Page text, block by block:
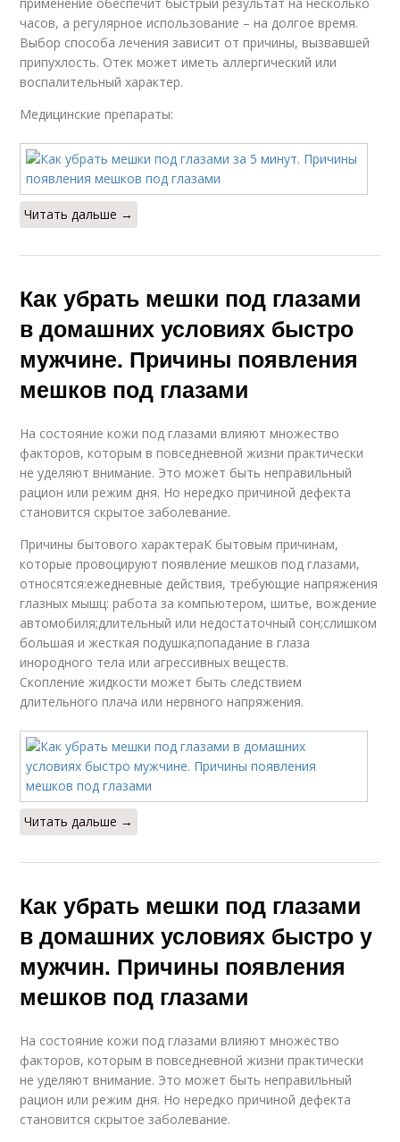
применение обеспечит быстрый результат на несколько
часов, а регулярное использование – на долгое время.
Выбор способа лечения зависит от причины, вызвавшей
припухлость. Отек может иметь аллергический или
воспалительный характер.
Медицинские препараты:
Читать дальше →
Как убрать мешки под глазами
в домашних условиях быстро
мужчине. Причины появления
мешков под глазами
На состояние кожи под глазами влияют множество
факторов, которым в повседневной жизни практически
не уделяют внимание. Это может быть неправильный
рацион или режим дня. Но нередко причиной дефекта
становится скрытое заболевание.
Причины бытового характераК бытовым причинам,
которые провоцируют появление мешков под глазами,
относятся:ежедневные действия, требующие напряжения
глазных мышц: работа за компьютером, шитье, вождение
автомобиля;длительный или недостаточный сон;слишком
большая и жесткая подушка;попадание в глаза
инородного тела или агрессивных веществ.
Скопление жидкости может быть следствием
длительного плача или нервного напряжения.
Читать дальше →
Как убрать мешки под глазами
в домашних условиях быстро у
мужчин. Причины появления
мешков под глазами
На состояние кожи под глазами влияют множество
факторов, которым в повседневной жизни практически
не уделяют внимание. Это может быть неправильный
рацион или режим дня. Но нередко причиной дефекта
становится скрытое заболевание.